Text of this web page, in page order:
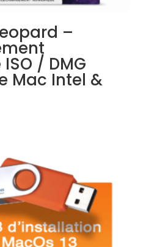
–
/ DMG
Mac Intel &